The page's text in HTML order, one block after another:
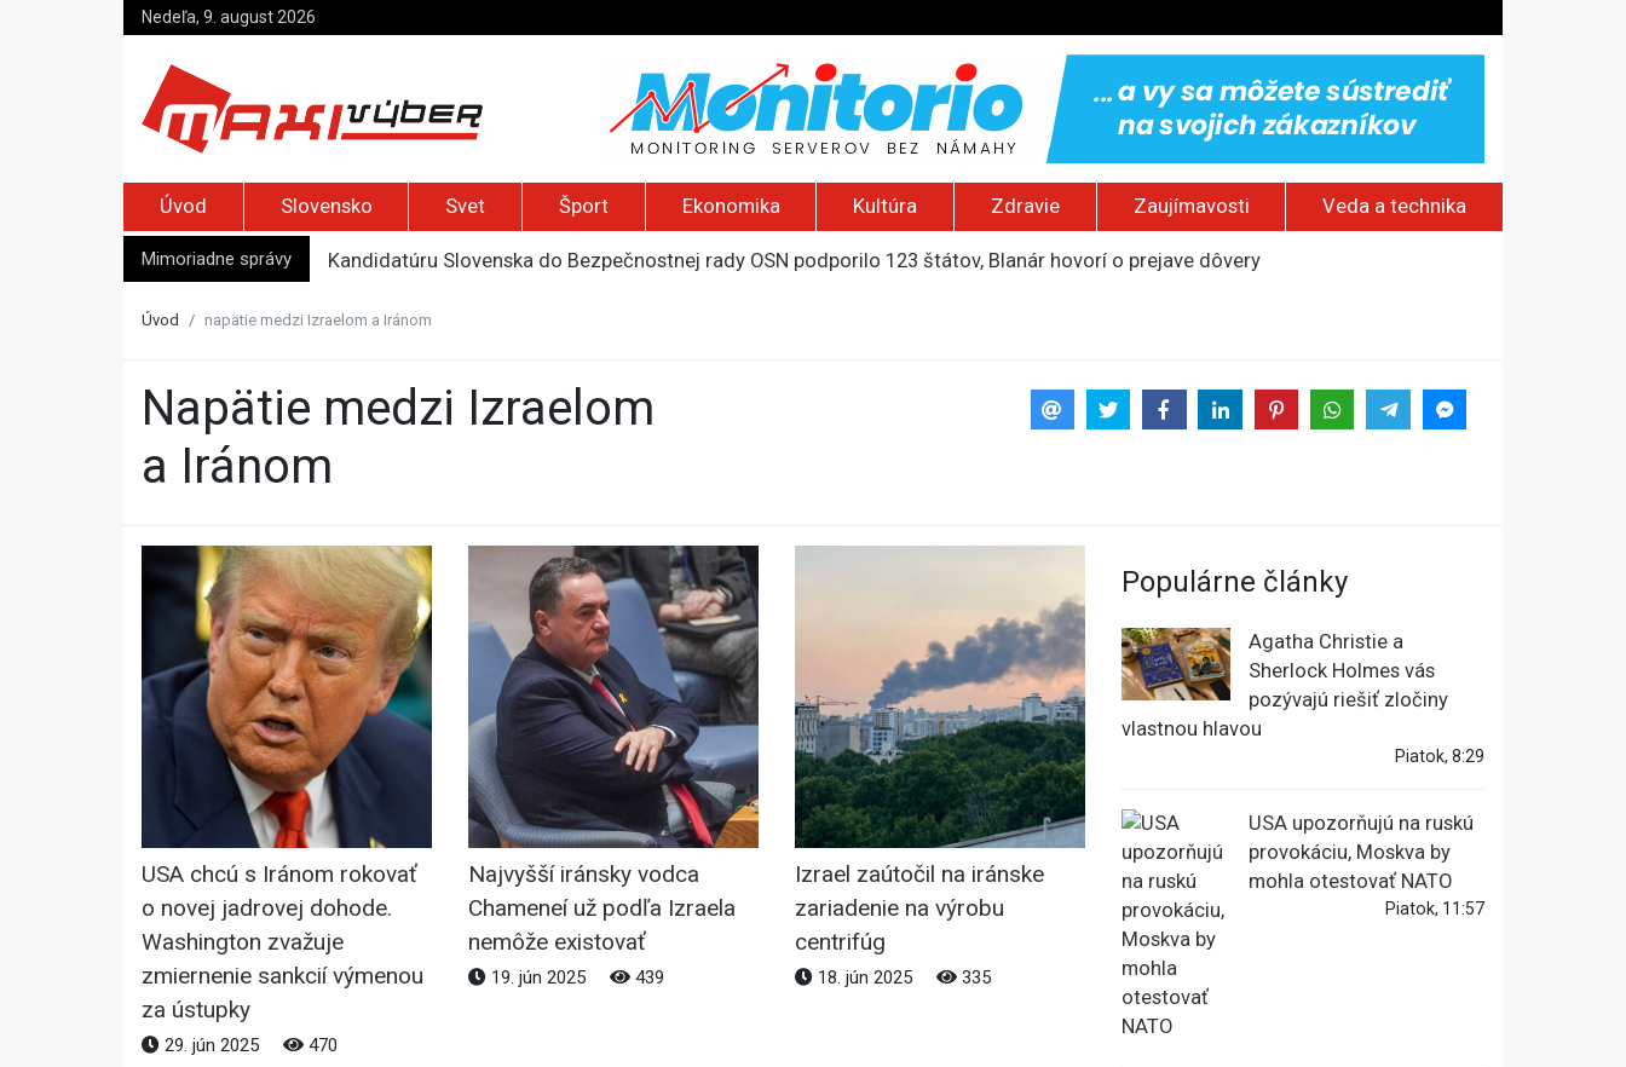
Nedeľa, 9. august 2026
Úvod Slovensko Svet Šport Ekonomika Kultúra Zdravie Zaujímavosti Veda a technika
Mimoriadne správy
Kandidatúru Slovenska do Bezpečnostnej rady OSN podporilo 123 štátov, Blanár hovorí o prejave dôvery
Pápež Lev XIV. sa vo Francúzsku stretne s obeťami sexuálneho zneužívania kňazmi
Úvod napätie medzi Izraelom a Iránom
napätie medzi Izraelom
a Iránom
USA chcú s Iránom rokovať
o novej jadrovej dohode.
Washington zvažuje
zmiernenie sankcií výmenou
za ústupky
29. jún 2025 470
Najvyšší iránsky vodca
Chameneí už podľa Izraela
nemôže existovať
19. jún 2025 439
Izrael zaútočil na iránske
zariadenie na výrobu
centrifúg
18. jún 2025 335
Populárne články
Agatha Christie a
Sherlock Holmes vás
pozývajú riešiť zločiny
vlastnou hlavou
Piatok, 8:29
USA upozorňujú na ruskú
provokáciu, Moskva by
mohla otestovať NATO
Piatok, 11:57